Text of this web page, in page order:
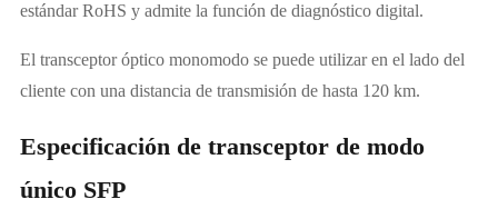
estándar RoHS y admite la función de diagnóstico digital.
El transceptor óptico monomodo se puede utilizar en el lado del
cliente con una distancia de transmisión de hasta 120 km.
Especificación de transceptor de modo
único SFP